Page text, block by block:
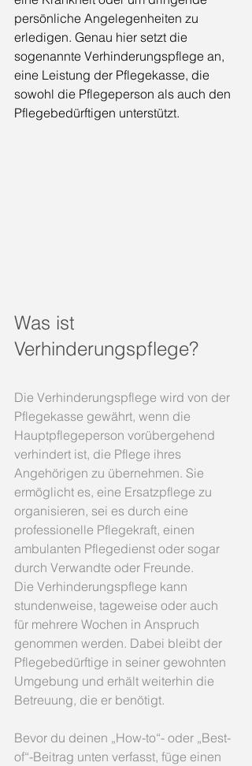
persönliche Angelegenheiten zu
erledigen. Genau hier setzt die
sogenannte Verhinderungspflege an,
eine Leistung der Pflegekasse, die
sowohl die Pflegeperson als auch den
Pflegebedürftigen unterstützt.
Was ist
Verhinderungspflege?
Die Verhinderungspflege wird von der
Pflegekasse gewährt, wenn die
Hauptpflegeperson vorübergehend
verhindert ist, die Pflege ihres
Angehörigen zu übernehmen. Sie
ermöglicht es, eine Ersatzpflege zu
organisieren, sei es durch eine
professionelle Pflegekraft, einen
ambulanten Pflegedienst oder sogar
durch Verwandte oder Freunde.
Die Verhinderungspflege kann
stundenweise, tageweise oder auch
für mehrere Wochen in Anspruch
genommen werden. Dabei bleibt der
Pflegebedürftige in seiner gewohnten
Umgebung und erhält weiterhin die
Betreuung, die er benötigt.
Bevor du deinen „How-to“- oder „Best-
of“-Beitrag unten verfasst, füge einen